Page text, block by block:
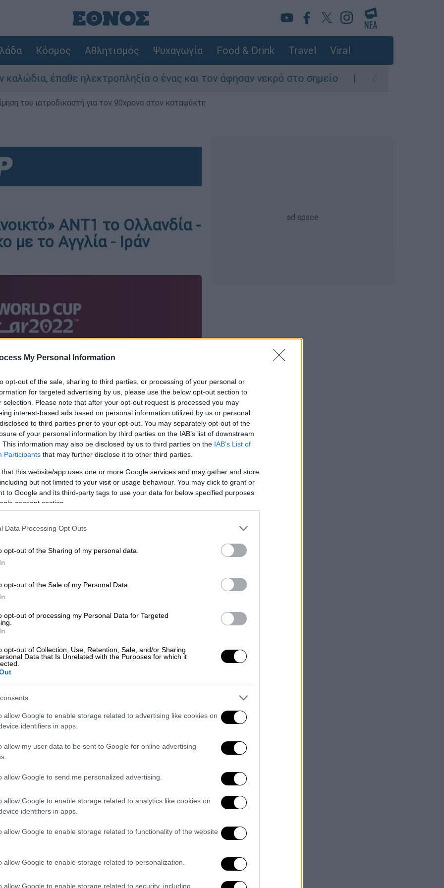
My Personal Information
opt-out of the sale, sharing to third parties, or processing of your personal or
for targeted advertising by us, please use the below opt-out section to
selection. Please note that after your opt-out request is processed you may
interest-based ads based on personal information utilized by us or personal
to third parties prior to your opt-out. You may separately opt-out of the
of your personal information by third parties on the IAB’s list of downstream
This information may also be disclosed by us to third parties on the IAB’s List of
Participants that may further disclose it to other third parties.
that this website/app uses one or more Google services and may gather and store
but not limited to your visit or usage behaviour. You may click to grant or
to Google and its third-party tags to use your data for below specified purposes
consent section.
Data Processing Opt Outs
opt-out of the Sharing of my personal data.
opt-out of the Sale of my Personal Data.
opt-out of processing my Personal Data for Targeted
opt-out of Collection, Use, Retention, Sale, and/or Sharing
Data that Is Unrelated with the Purposes for which it
allow Google to enable storage related to advertising like cookies on
identifiers in apps.
allow my user data to be sent to Google for online advertising
allow Google to send me personalized advertising.
allow Google to enable storage related to analytics like cookies on
identifiers in apps.
allow Google to enable storage related to functionality of the website
allow Google to enable storage related to personalization.
allow Google to enable storage related to security, including
Κόσμος Αθλητισμός Ψυχαγωγία Food & Drink Travel Viral
έπαθε ηλεκτροπληξία ο ένας και τον άφησαν νεκρό στο σημείο Δίωξη για
του ιατροδικαστή για τον 90χρονο στον καταψύκτη
ANT1 το Ολλανδία -
με το Αγγλία - Ιράν
το ΕΘΝΟΣ στη Google
συνδρομητές, η διοίκηση του
ματς του
κανάλι τουΑΝΤ1 .
18.00 και πρόκειται για το δεύτερο
0 τουΙσημερινού επί τουΚατάρ.
τα χρήματα στους συνδρομητές
να παρακολουθήσουν μέσα από το
Ιράν, το δεύτερο χρονικά παιχνίδι του
πρόβλημα που δεν επιλύθηκε
στα social media, με οργισμένα